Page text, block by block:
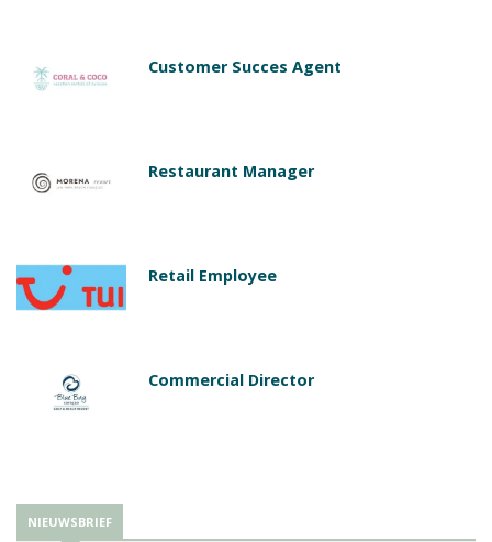
Customer Succes Agent
Restaurant Manager
Retail Employee
Commercial Director
NIEUWSBRIEF